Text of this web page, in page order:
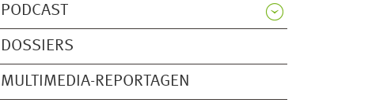
PODCAST
DOSSIERS
MULTIMEDIA-REPORTAGEN